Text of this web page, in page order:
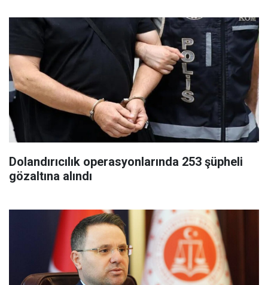
Dolandırıcılık operasyonlarında 253 şüpheli
gözaltına alındı